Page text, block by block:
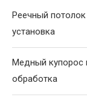
Реечный
установка
Медный купорос
обработка